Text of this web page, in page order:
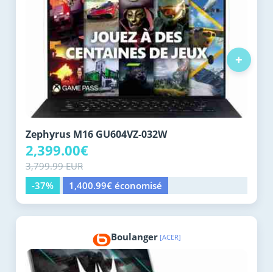
Zephyrus M16 GU604VZ-032W
2,399.00€
3,799.99 EUR
-37%
1,400.99€ économisé
+
Boulanger [ACER]